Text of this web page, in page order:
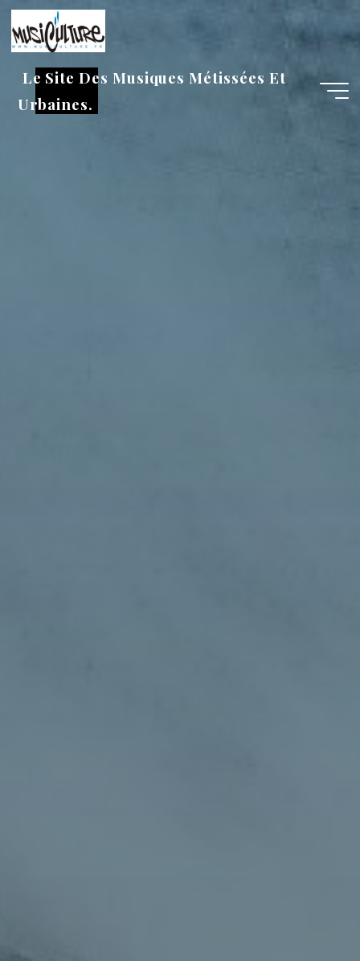
Aller
au
contenu
Le Site Des Musiques Métissées Et
Urbaines.